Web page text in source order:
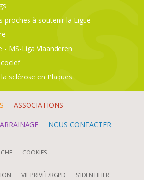
proches à soutenir la Ligue
- MS-Liga Vlaanderen
sclérose en Plaques
ASSOCIATIONS
NOUS CONTACTER
COOKIES
VIE PRIVÉE/RGPD S'IDENTIFIER